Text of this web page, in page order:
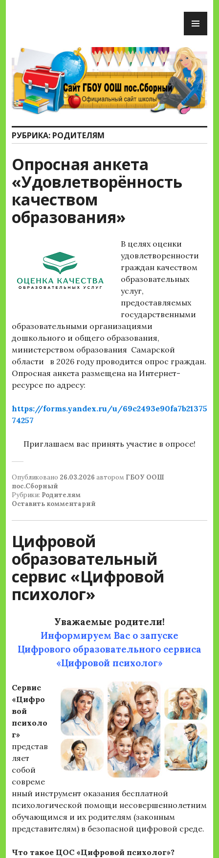
Сайт ГБОУ ООШ пос.Сборный
РУБРИКА: РОДИТЕЛЯМ
Опросная анкета
«Удовлетворённость
качеством
образования»
В целях оценки
удовлетворенности
граждан качеством
образовательных
услуг,
предоставляемых
государственными
образовательными организациями
дошкольного и общего образования,
министерством образования Самарской
области в 2026 году проводится опрос граждан.
Опросная анкета размещена на Интернет-
ресурсе по адресу:
https://forms.yandex.ru/u/69c2493e90fa7b21375
74257
Приглашаем вас принять участие в опросе!
Опубликовано 26.03.2026 автором ГБОУ ООШ
пос.Сборный
Рубрики: Родителям
Оставить комментарий
Цифровой
образовательный
сервис «Цифровой
психолог»
Уважаемые родители!
Информируем Вас о запуске
Цифрового образовательного сервиса
«Цифровой психолог»
Сервис
«Цифро
вой
психоло
г»
представ
ляет
собой
совреме
нный инструмент оказания бесплатной
психологической помощи несовершеннолетним
обучающимся и их родителям (законным
представителям) в безопасной цифровой среде.
Что такое ЦОС «Цифровой психолог»?